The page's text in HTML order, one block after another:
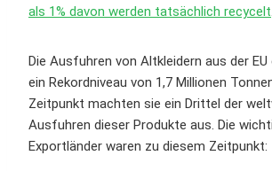
als 1% davon werden tatsächlich recycelt.
Die Ausfuhren von Altkleidern aus der
ein Rekordniveau von 1,7 Millionen
Zeitpunkt machten sie ein Drittel der
Ausfuhren dieser Produkte aus. Die
Exportländer waren zu diesem Zeitpunkt: